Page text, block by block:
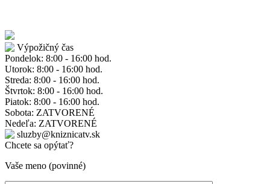
Výpožičný čas
Pondelok: 8:00 - 16:00 hod.
Utorok: 8:00 - 16:00 hod.
Streda: 8:00 - 16:00 hod.
Štvrtok: 8:00 - 16:00 hod.
Piatok: 8:00 - 16:00 hod.
Sobota: ZATVORENÉ
Nedeľa: ZATVORENÉ
sluzby@kniznicatv.sk
Chcete sa opýtať?
Vaše meno (povinné)